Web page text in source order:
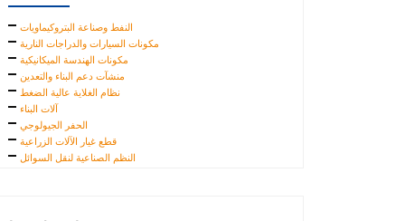
النفط وصناعة البتروكيماويات
مكونات السيارات والدراجات النارية
مكونات الهندسة الميكانيكية
منشآت دعم البناء والتعدين
نظام الغلاية عالية الضغط
آلات البناء
الحفر الجيولوجي
قطع غيار الآلات الزراعية
النظم الصناعية لنقل السوائل